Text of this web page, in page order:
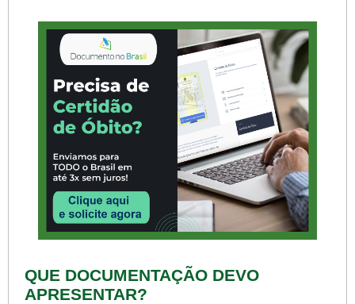
QUE DOCUMENTAÇÃO DEVO
APRESENTAR?